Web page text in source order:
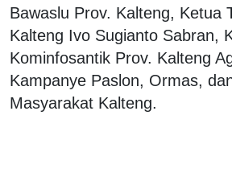
Bawaslu Prov. Kalteng, Ketua
Kalteng Ivo Sugianto Sabran,
Kominfosantik Prov. Kalteng
Kampanye Paslon, Ormas,
Masyarakat Kalteng.